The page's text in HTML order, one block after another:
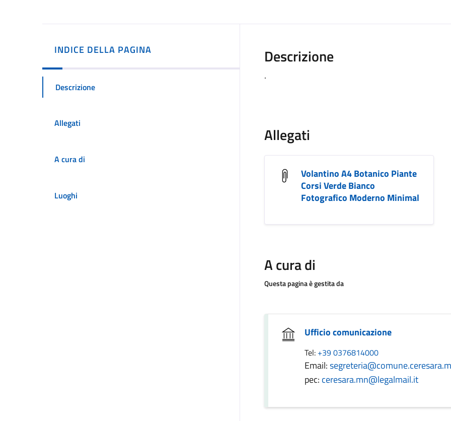
INDICE DELLA PAGINA
Descrizione
Allegati
A cura di
Luoghi
Descrizione
.
Allegati
Volantino A4 Botanico Piante
Corsi Verde Bianco
Fotografico Moderno Minimal
A cura di
Questa pagina è gestita da
Ufficio comunicazione
Tel: +39 0376814000
Email:
pec: ceresara.mn@legalmail.it